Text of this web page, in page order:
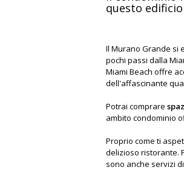
questo
Il Murano Grande si
pochi passi dalla
Miami Beach offre
dell'affascinante
Potrai comprare
ambito condominio
Proprio come ti
delizioso ristorante.
sono anche servizi